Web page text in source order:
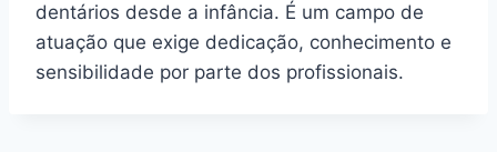
dentários desde a infância. É um campo de
atuação que exige dedicação, conhecimento e
sensibilidade por parte dos profissionais.